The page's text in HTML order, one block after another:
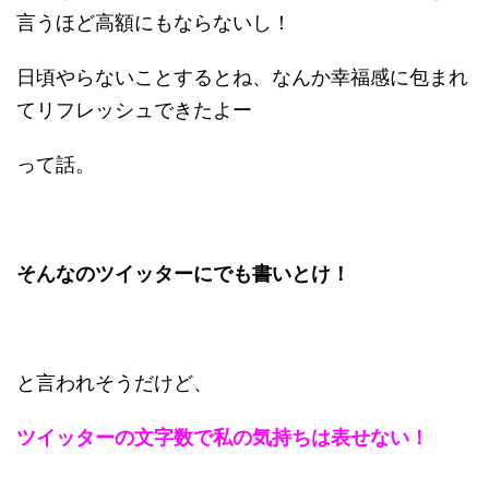
言うほど高額にもならないし！
日頃やらないことするとね、なんか幸福感に包まれ
てリフレッシュできたよー
って話。
そんなのツイッターにでも書いとけ！
と言われそうだけど、
ツイッターの文字数で私の気持ちは表せない！